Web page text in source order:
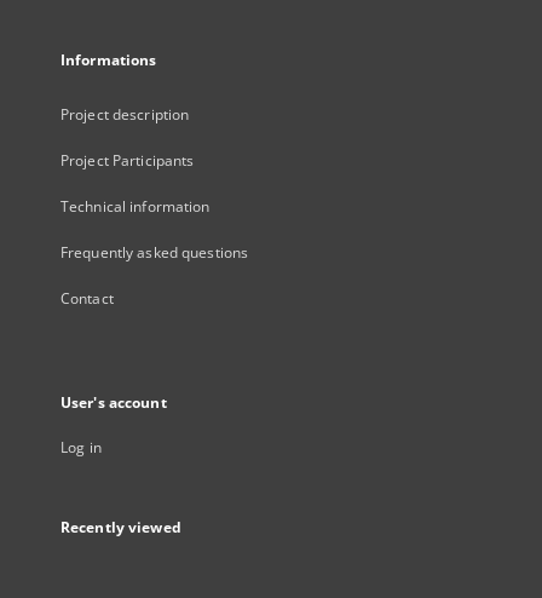
Informations
Project description
Project Participants
Technical information
Frequently asked questions
Contact
User's account
Log in
Recently viewed